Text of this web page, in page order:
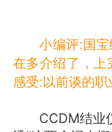
小编评:国
在多介绍了，上
感受:以前谈的职
CCDM结业仪